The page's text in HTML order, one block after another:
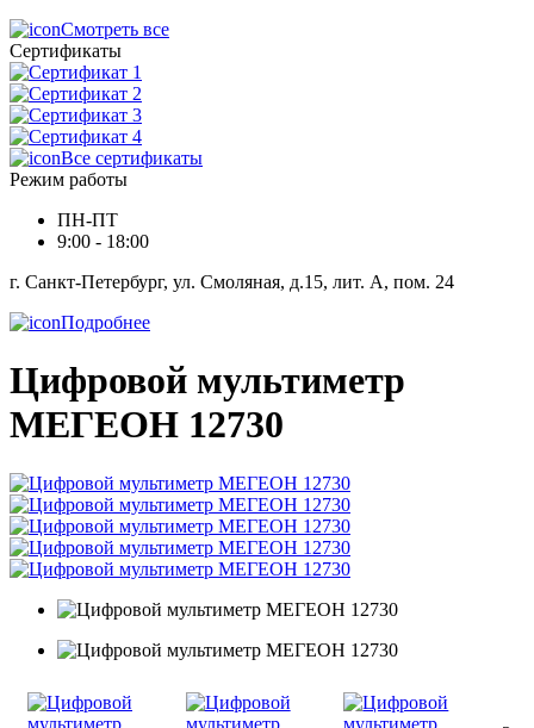
Смотреть все
Сертификаты
Все сертификаты
Режим работы
ПН-ПТ
9:00 - 18:00
г. Санкт-Петербург, ул. Смоляная, д.15, лит. А, пом. 24
Подробнее
Цифровой мультиметр
МЕГЕОН 12730